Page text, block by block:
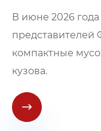
В июне 2026
представителей
компактные
кузова.
